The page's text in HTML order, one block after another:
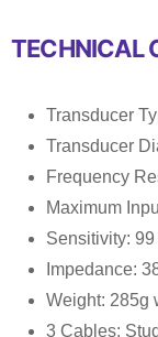
TECHNICAL
Transducer
Transducer
Frequency
Maximum
Sensitivity: 99
Impedance:
Weight: 285g
3 Cables: